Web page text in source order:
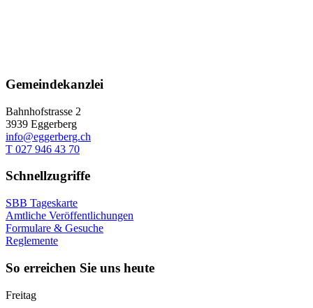
Gemeindekanzlei
Bahnhofstrasse 2
3939 Eggerberg
info@eggerberg.ch
T 027 946 43 70
Schnellzugriffe
SBB Tageskarte
Amtliche Veröffentlichungen
Formulare & Gesuche
Reglemente
So erreichen Sie uns heute
Freitag